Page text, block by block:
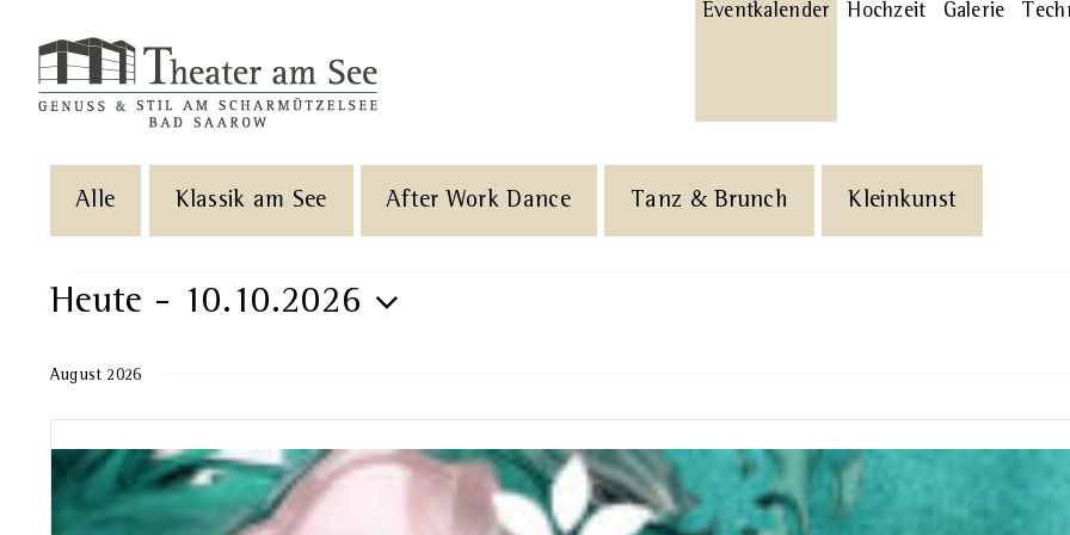
content
Eventkalender Hochzeit Galerie
Alle Klassik am See After Work Dance Tanz & Brunch Kleinkunst
Veranstaltungen
Heute - 10.10.2026
wählen.
August 2026